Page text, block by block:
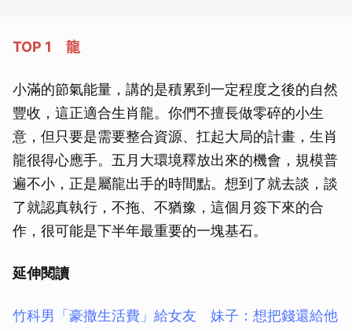
TOP 1 龍
小滿的節氣能量，講的是積累到一定程度之後的自然
豐收，這正適合生肖龍。你們不擅長做零碎的小生
意，但只要是需要整合資源、扛起大局的計畫，生肖
龍很得心應手。五月大環境釋放出來的機會，規模普
遍不小，正是屬龍出手的時間點。想到了就去談，談
了就認真執行，不拖、不猶豫，這個月簽下來的合
作，很可能是下半年最重要的一塊基石。
延伸閱讀
竹科男「豪撒生活費」給女友 妹子：想把錢還給他